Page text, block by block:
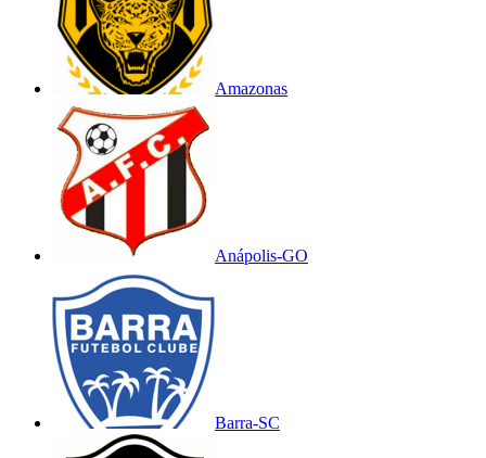
Amazonas
Anápolis-GO
Barra-SC